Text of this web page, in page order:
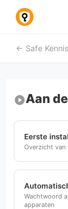
Safe
play_circleAan
Eerste
Overzicht van
Wachtwoord
apparaten